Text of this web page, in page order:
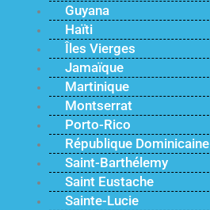
Guyana
Haïti
Îles Vierges
Jamaïque
Martinique
Montserrat
Porto-Rico
République Dominicaine
Saint-Barthélemy
Saint Eustache
Sainte-Lucie